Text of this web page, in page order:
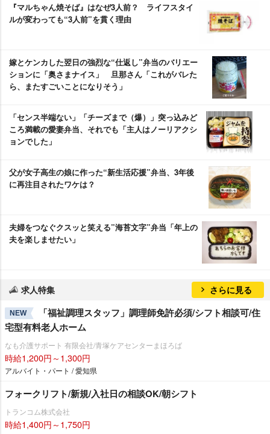
『マルちゃん焼そば』はなぜ3人前？ ライフスタイ
ルが変わっても“3人前”を貫く理由
嫁とケンカした翌日の強烈な“仕返し”弁当のバリエー
ションに「奥さまナイス」 旦那さん「これがバレた
ら、またすごいことになりそう」
「センス半端ない」「チーズまで（爆）」突っ込みど
ころ満載の愛妻弁当、それでも「主人はノーリアクシ
ョンでした」
父が女子高生の娘に作った“新生活応援”弁当、3年後
に再注目されたワケは？
夫婦をつなぐクスッと笑える”海苔文字”弁当「年上の
夫を楽しませたい」
求人特集 さらに見る
NEW
「福祉調理スタッフ」調理師免許必須/シフト相談可/住
宅型有料老人ホーム
なも介護サポート 有限会社/青塚ケアセンターまほろば
時給1,200円～1,300円
アルバイト・パート / 愛知県
フォークリフト/新規/入社日の相談OK/朝シフト
トランコム株式会社
時給1,400円～1,750円